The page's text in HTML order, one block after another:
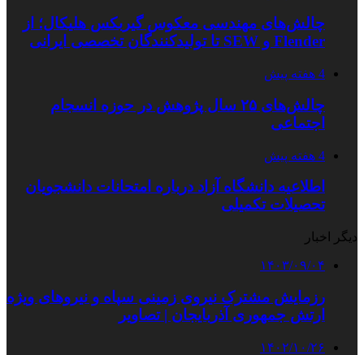
چالش‌های مهندسی معکوس گیربکس هلیکال؛ از
Flender و SEW تا تولیدکنندگان تخصصی ایرانی
4 هفته پیش
چالش‌های ۲۵ سال پژوهش در حوزه انسجام
اجتماعی
4 هفته پیش
اطلاعیه دانشگاه آزاد درباره امتحانات دانشجویان
تحصیلات تکمیلی
دیگر اخبار
۱۴۰۳/۰۹/۰۴
رزمایش مشترک نیروی زمینی سپاه و نیروهای ویژه
ارتش جمهوری آذربایجان | تصاویر
۱۴۰۲/۱۰/۲۶